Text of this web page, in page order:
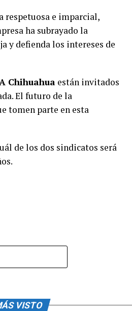
respetuosa e imparcial,
ha subrayado la
y defienda los intereses de
Chihuahua están invitados
El futuro de la
tomen parte en esta
de los dos sindicatos será
VISTO